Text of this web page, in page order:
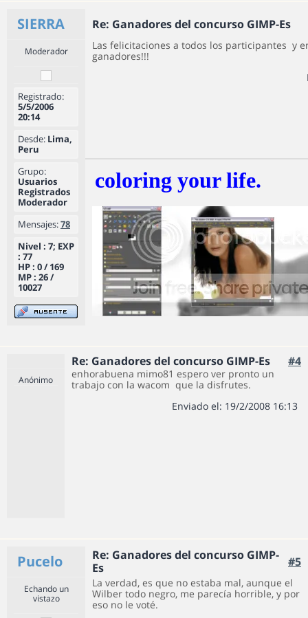
SIERRA Re: Ganadores del concurso GIMP-Es
Moderador
Registrado:
5/5/2006
20:14
Desde: Lima,
Peru
Grupo:
Usuarios
Registrados
Moderador
Mensajes:78
Nivel : 7; EXP
: 77
HP : 0 / 169
MP : 26 /
10027
Las felicitaciones a todos los participantes y
ganadores!!!
coloring your life.
Re: Ganadores del concurso GIMP-Es #4
Anónimo
enhorabuena mimo81 espero ver pronto un
trabajo con la wacom que la disfrutes.
Enviado el: 19/2/2008 16:13
Pucelo
Re: Ganadores del concurso GIMP-
Es
#5
Echando un
vistazo
La verdad, es que no estaba mal, aunque el
Wilber todo negro, me parecía horrible, y por
eso no le voté.